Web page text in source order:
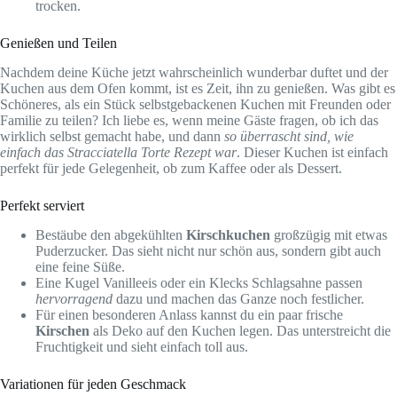
trocken.
Genießen und Teilen
Nachdem deine Küche jetzt wahrscheinlich wunderbar duftet und der
Kuchen aus dem Ofen kommt, ist es Zeit, ihn zu genießen. Was gibt es
Schöneres, als ein Stück selbstgebackenen Kuchen mit Freunden oder
Familie zu teilen? Ich liebe es, wenn meine Gäste fragen, ob ich das
wirklich selbst gemacht habe, und dann so überrascht sind, wie
einfach das Stracciatella Torte Rezept war. Dieser Kuchen ist einfach
perfekt für jede Gelegenheit, ob zum Kaffee oder als Dessert.
Perfekt serviert
Bestäube den abgekühlten Kirschkuchen großzügig mit etwas
Puderzucker. Das sieht nicht nur schön aus, sondern gibt auch
eine feine Süße.
Eine Kugel Vanilleeis oder ein Klecks Schlagsahne passen
hervorragend dazu und machen das Ganze noch festlicher.
Für einen besonderen Anlass kannst du ein paar frische
Kirschen als Deko auf den Kuchen legen. Das unterstreicht die
Fruchtigkeit und sieht einfach toll aus.
Variationen für jeden Geschmack